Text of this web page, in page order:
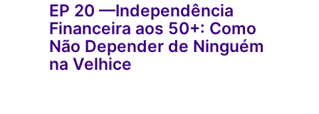
EP 20 —Independência
Financeira aos 50+: Como
Não Depender de Ninguém
na Velhice